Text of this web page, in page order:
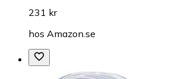
231 kr
hos Amazon.se